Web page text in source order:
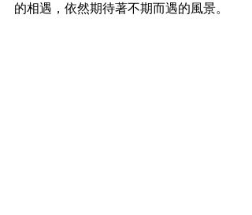
的相遇，依然期待著不期而遇的風景。